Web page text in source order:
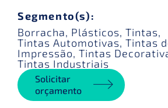
Segmento(s):
Borracha, Plásticos, Tintas,
Tintas Automotivas, Tintas
Impressão, Tintas
Tintas Industriais
Solicitar
orçamento